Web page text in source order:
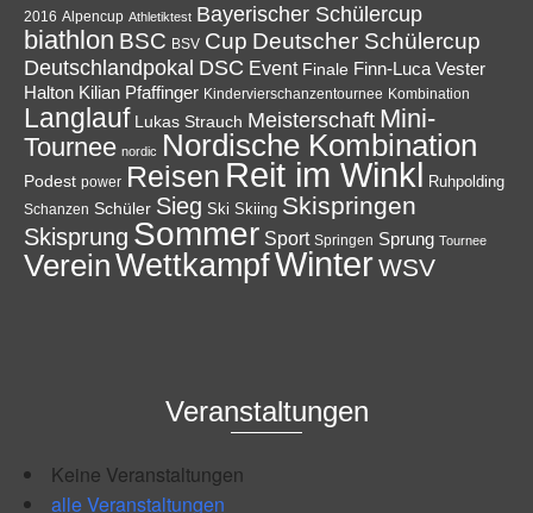
2016 Alpencup Athletiktest Bayerischer Schülercup
biathlon BSC BSV Cup Deutscher Schülercup
Deutschlandpokal DSC Event Finale Finn-Luca Vester
Halton Kilian Pfaffinger Kindervierschanzentournee Kombination
Langlauf Lukas Strauch Meisterschaft Mini-
Tournee nordic Nordische Kombination
Podest power Reisen Reit im Winkl Ruhpolding
Schanzen Schüler Sieg Ski Skiing Skispringen
Skisprung Sommer Sport Springen Sprung Tournee
VereinWettkampfWinterWSV
Veranstaltungen
Keine Veranstaltungen
alle Veranstaltungen